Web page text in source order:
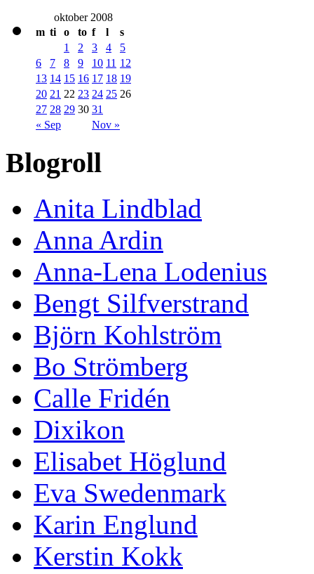
oktober 2008
m ti o to f l s
« Sep Nov »
1 2 3 4
5
6
7 8 9 10 11 12
13 14 15 16 17 18 19
20 21 22 23 24 25 26
27 28 29 30 31
Blogroll
Anita Lindblad
Anna Ardin
Anna-Lena Lodenius
Bengt Silfverstrand
Björn Kohlström
Bo Strömberg
Calle Fridén
Dixikon
Elisabet Höglund
Eva Swedenmark
Karin Englund
Kerstin Kokk